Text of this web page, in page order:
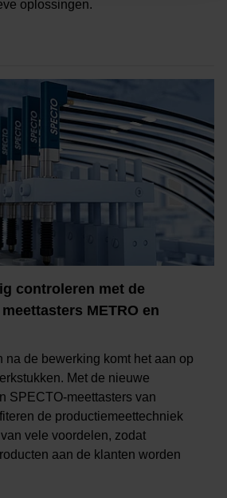
oplossingen.
controleren met de
METRO en
na de bewerking komt het aan op
Met de nieuwe
SPECTO-meettasters van
de productiemeettechniek
vele voordelen, zodat
aan de klanten worden